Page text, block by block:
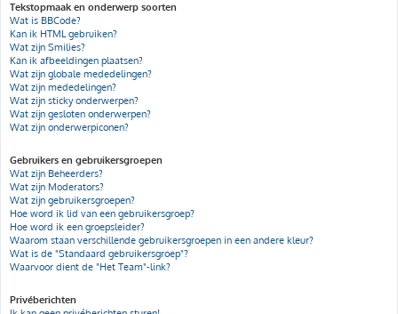
Tekstopmaak en onderwerp soorten
Wat is BBCode?
Kan ik HTML gebruiken?
Wat zijn Smilies?
Kan ik afbeeldingen plaatsen?
Wat zijn globale mededelingen?
Wat zijn mededelingen?
Wat zijn sticky onderwerpen?
Wat zijn gesloten onderwerpen?
Wat zijn onderwerpiconen?
Gebruikers en gebruikersgroepen
Wat zijn Beheerders?
Wat zijn Moderators?
Wat zijn gebruikersgroepen?
Hoe word ik lid van een gebruikersgroep?
Hoe word ik een groepsleider?
Waarom staan verschillende gebruikersgroepen in een andere kleur?
Wat is de "Standaard gebruikersgroep"?
Waarvoor dient de "Het Team"-link?
Privéberichten